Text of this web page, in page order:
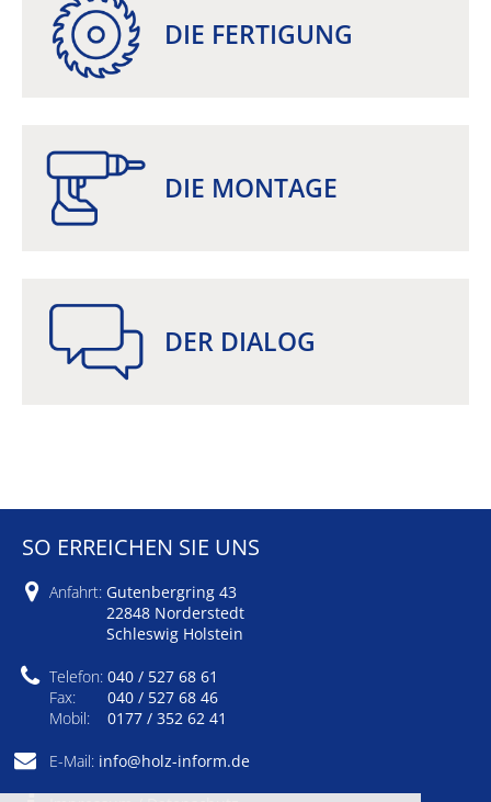
DIE FERTIGUNG
DIE MONTAGE
DER DIALOG
SO ERREICHEN SIE UNS
Anfahrt: Gutenbergring 43
22848 Norderstedt
Schleswig Holstein
Telefon:
Fax:
Mobil:
040 / 527 68 61
040 / 527 68 46
0177 / 352 62 41
E-Mail: info@holz-inform.de